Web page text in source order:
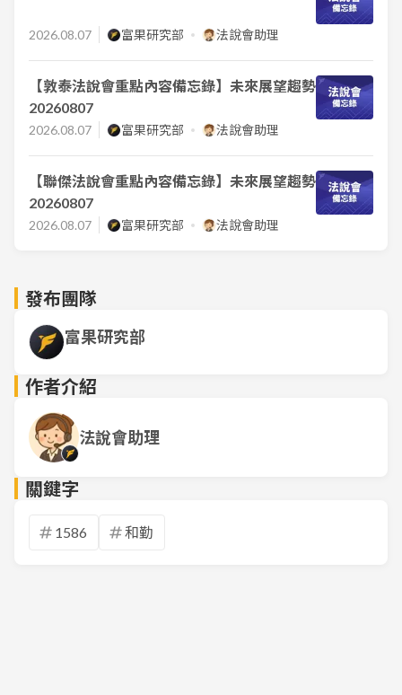
2026.08.07 富果研究部 法說會助理
【敦泰法說會重點內容備忘錄】未來展望趨勢
20260807
2026.08.07 富果研究部 法說會助理
【聯傑法說會重點內容備忘錄】未來展望趨勢
20260807
2026.08.07 富果研究部 法說會助理
發布團隊
富果研究部
作者介紹
法說會助理
關鍵字
1586 和勤